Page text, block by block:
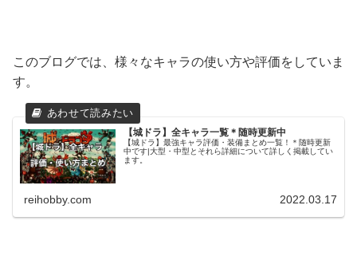
このブログでは、様々なキャラの使い方や評価をしていま
す。
【城ドラ】全キャラ一覧＊随時更新中
【城ドラ】最強キャラ評価・装備まとめ一覧！＊随時更新
中です|大型・中型とそれら詳細について詳しく掲載してい
ます。
reihobby.com 2022.03.17